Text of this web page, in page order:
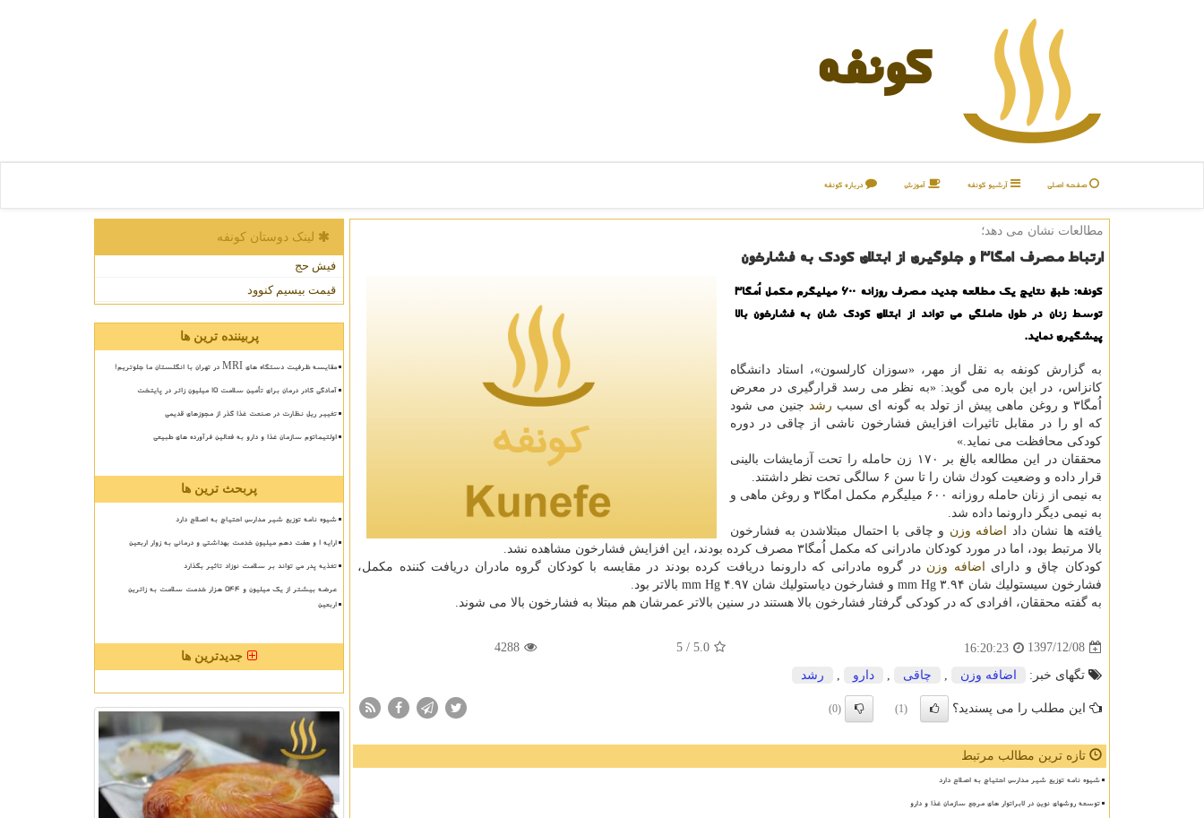
كونفه
صفحه اصلی آرشیو كونفه آموزش درباره كونفه
مطالعات نشان می دهد؛
ارتباط مصرف امگا۳ و جلوگیری از ابتلای كودك به فشارخون
كونفه: طبق نتایج یك مطالعه جدید، مصرف روزانه ۶۰۰ میلیگرم مكمل اُمگا۳
توسط زنان در طول حاملگی می تواند از ابتلای كودك شان به فشارخون بالا
پیشگیری نماید.
به گزارش كونفه به نقل از مهر، «سوزان كارلسون»، استاد دانشگاه
كانزاس، در این باره می گوید: «به نظر می رسد قرارگیری در معرض
اُمگا۳ و روغن ماهی پیش از تولد به گونه ای سبب
رشدجنین می شود
كه او را در مقابل تاثیرات افزایش فشارخون ناشی از چاقی در دوره
كودكی محافظت می نماید.»
محققان در این مطالعه بالغ بر ۱۷۰ زن حامله را تحت آزمایشات بالینی
قرار داده و وضعیت كودك شان را تا سن ۶ سالگی تحت نظر داشتند.
به نیمی از زنان حامله روزانه ۶۰۰ میلیگرم مكمل امگا۳ و روغن ماهی و
به نیمی دیگر دارونما داده شد.
یافته ها نشان داد
اضافه وزن و چاقی با احتمال مبتلاشدن به فشارخون
بالا مرتبط بود، اما در مورد كودكان مادرانی كه مكمل اُمگا۳ مصرف كرده بودند، این افزایش فشارخون مشاهده نشد.
كودكان چاق و دارای
اضافه وزن در گروه مادرانی كه دارونما دریافت كرده بودند در مقایسه با كودكان گروه مادران دریافت كننده مكمل،
فشارخون سیستولیك شان ۳.۹۴ mm Hg و فشارخون دیاستولیك شان ۴.۹۷ mm Hg بالاتر بود.
به گفته محققان، افرادی كه در كودكی گرفتار فشارخون بالا هستند در سنین بالاتر عمرشان هم مبتلا به فشارخون بالا می شوند.
1397/12/08
16:20:23
5.0
/ 5
4288
تگهای خبر: اضافه وزن چاقی دارو رشد
این مطلب را می پسندید؟ (1)
(0)
تازه ترین مطالب مرتبط
شیوه نامه توزیع شیر مدارس احتیاج به اصلاح دارد
توسعه روشهای نوین در لابراتوار های مرجع سازمان غذا و دارو
لینک دوستان كونفه
فیش حج
قیمت بیسیم کنوود
پربیننده ترین ها
مقایسه ظرفیت دستگاه های MRI در تهران با انگلستان ما جلوتریم!
آمادگی کادر درمان برای تأمین سلامت 15 میلیون زائر در پایتخت
تغییر ریل نظارت در صنعت غذا گذر از مجوزهای قدیمی
اولتیماتوم سازمان غذا و دارو به فعالین فرآورده های طبیعی
پربحث ترین ها
شیوه نامه توزیع شیر مدارس احتیاج به اصلاح دارد
ارایه ۱ و هفت دهم میلیون خدمت بهداشتی و درمانی به زوار اربعین
تغذیه پدر می تواند بر سلامت نوزاد تاثیر بگذارد
عرضه بیشتر از یک میلیون و ۵۴۴ هزار خدمت سلامت به زائرین
اربعین
جدیدترین ها